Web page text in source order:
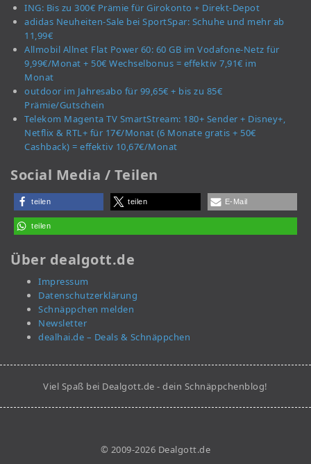
ING: Bis zu 300€ Prämie für Girokonto + Direkt-Depot
adidas Neuheiten-Sale bei SportSpar: Schuhe und mehr ab
11,99€
Allmobil Allnet Flat Power 60: 60 GB im Vodafone-Netz für
9,99€/Monat + 50€ Wechselbonus = effektiv 7,91€ im
Monat
outdoor im Jahresabo für 99,65€ + bis zu 85€
Prämie/Gutschein
Telekom Magenta TV SmartStream: 180+ Sender + Disney+,
Netflix & RTL+ für 17€/Monat (6 Monate gratis + 50€
Cashback) = effektiv 10,67€/Monat
Social Media / Teilen
teilen teilen E-Mail
teilen
Über dealgott.de
Impressum
Datenschutzerklärung
Schnäppchen melden
Newsletter
dealhai.de – Deals & Schnäppchen
Viel Spaß bei Dealgott.de - dein Schnäppchenblog!
© 2009-2026 Dealgott.de